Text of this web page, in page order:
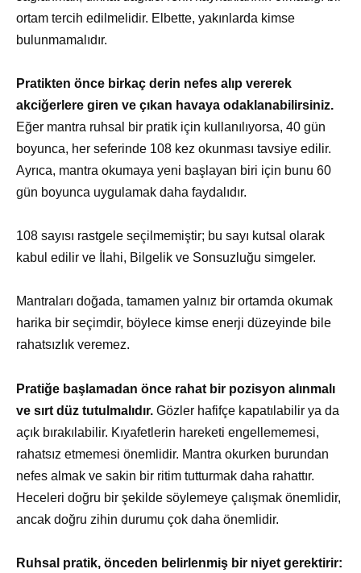
ortam tercih edilmelidir. Elbette, yakınlarda kimse
bulunmamalıdır.
Pratikten önce birkaç derin nefes alıp vererek
akciğerlere giren ve çıkan havaya odaklanabilirsiniz.
Eğer mantra ruhsal bir pratik için kullanılıyorsa, 40 gün
boyunca, her seferinde 108 kez okunması tavsiye edilir.
Ayrıca, mantra okumaya yeni başlayan biri için bunu 60
gün boyunca uygulamak daha faydalıdır.
108 sayısı rastgele seçilmemiştir; bu sayı kutsal olarak
kabul edilir ve İlahi, Bilgelik ve Sonsuzluğu simgeler.
Mantraları doğada, tamamen yalnız bir ortamda okumak
harika bir seçimdir, böylece kimse enerji düzeyinde bile
rahatsızlık veremez.
Pratiğe başlamadan önce rahat bir pozisyon alınmalı
ve sırt düz tutulmalıdır. Gözler hafifçe kapatılabilir ya da
açık bırakılabilir. Kıyafetlerin hareketi engellememesi,
rahatsız etmemesi önemlidir. Mantra okurken burundan
nefes almak ve sakin bir ritim tutturmak daha rahattır.
Heceleri doğru bir şekilde söylemeye çalışmak önemlidir,
ancak doğru zihin durumu çok daha önemlidir.
Ruhsal pratik, önceden belirlenmiş bir niyet gerektirir: